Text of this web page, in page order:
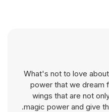
What's not to love
power that we dream
wings that are not
magic power and give